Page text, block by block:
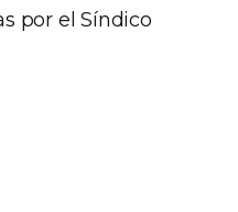
por el Síndico